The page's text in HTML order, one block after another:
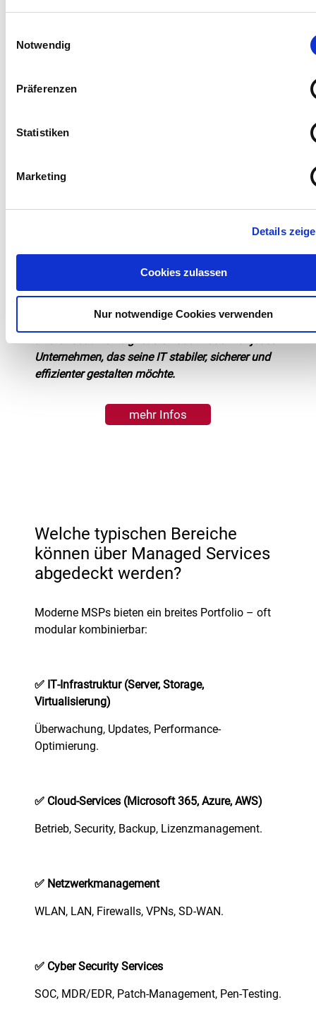
Notwendig
Präferenzen
Statistiken
Marketing
Details
Cookies zulassen
Nur notwendige Cookies verwenden
Unternehmen mit hohen
z. B. Gesundheitswesen, Finanzsektor oder
brauchen 24/7‑Überwachung, Compliance und
Filialbetriebe oder dezentrale Teams
✅ Grundsätzlich eignet sich das Modell für jedes
Unternehmen, das seine IT stabiler, sicherer und
effizienter gestalten möchte.
mehr Infos
Welche typischen Bereiche
können über Managed Services
abgedeckt werden?
Moderne MSPs bieten ein breites Portfolio – oft
modular kombinierbar:
✅ IT‑Infrastruktur (Server, Storage,
Virtualisierung)
Überwachung, Updates, Performance-
Optimierung.
✅ Cloud‑Services (Microsoft 365, Azure, AWS)
Betrieb, Security, Backup, Lizenzmanagement.
✅ Netzwerkmanagement
WLAN, LAN, Firewalls, VPNs, SD‑WAN.
✅ Cyber Security Services
SOC, MDR/EDR, Patch-Management, Pen-Testing.